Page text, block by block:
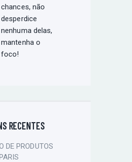
chances, não
desperdice
nenhuma delas,
mantenha o
foco!
RECENTES
DE PRODUTOS